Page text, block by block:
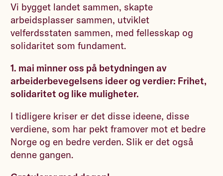
Vi bygget landet sammen, skapte
arbeidsplasser sammen, utviklet
velferdsstaten sammen, med fellesskap og
solidaritet som fundament.
1. mai minner oss på betydningen av
arbeiderbevegelsens ideer og verdier: Frihet,
solidaritet og like muligheter.
I tidligere kriser er det disse ideene, disse
verdiene, som har pekt framover mot et bedre
Norge og en bedre verden. Slik er det også
denne gangen.